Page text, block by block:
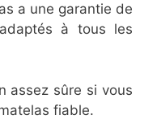
a une garantie de
à tous les
assez sûre si vous
fiable.